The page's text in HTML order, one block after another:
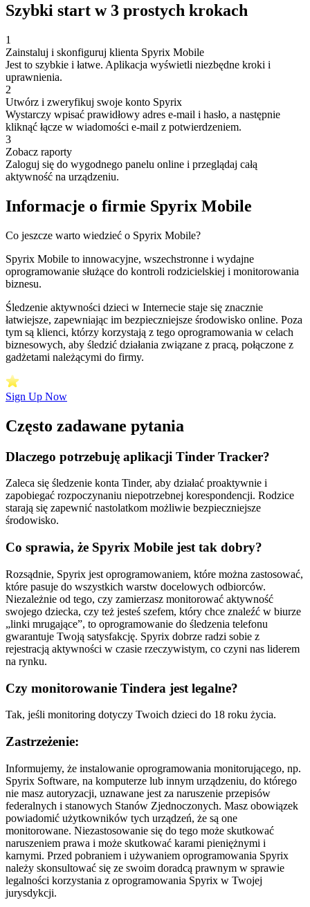
Szybki start w 3 prostych krokach
1
Zainstaluj i skonfiguruj klienta Spyrix Mobile
Jest to szybkie i łatwe. Aplikacja wyświetli niezbędne kroki i
uprawnienia.
2
Utwórz i zweryfikuj swoje konto Spyrix
Wystarczy wpisać prawidłowy adres e-mail i hasło, a następnie
kliknąć łącze w wiadomości e-mail z potwierdzeniem.
3
Zobacz raporty
Zaloguj się do wygodnego panelu online i przeglądaj całą
aktywność na urządzeniu.
Informacje o firmie Spyrix Mobile
Co jeszcze warto wiedzieć o Spyrix Mobile?
Spyrix Mobile to innowacyjne, wszechstronne i wydajne
oprogramowanie służące do kontroli rodzicielskiej i monitorowania
biznesu.
Śledzenie aktywności dzieci w Internecie staje się znacznie
łatwiejsze, zapewniając im bezpieczniejsze środowisko online. Poza
tym są klienci, którzy korzystają z tego oprogramowania w celach
biznesowych, aby śledzić działania związane z pracą, połączone z
gadżetami należącymi do firmy.
Sign Up Now
Często zadawane pytania
Dlaczego potrzebuję aplikacji Tinder Tracker?
Zaleca się śledzenie konta Tinder, aby działać proaktywnie i
zapobiegać rozpoczynaniu niepotrzebnej korespondencji. Rodzice
starają się zapewnić nastolatkom możliwie bezpieczniejsze
środowisko.
Co sprawia, że ​​Spyrix Mobile jest tak dobry?
Rozsądnie, Spyrix jest oprogramowaniem, które można zastosować,
które pasuje do wszystkich warstw docelowych odbiorców.
Niezależnie od tego, czy zamierzasz monitorować aktywność
swojego dziecka, czy też jesteś szefem, który chce znaleźć w biurze
„linki mrugające”, to oprogramowanie do śledzenia telefonu
gwarantuje Twoją satysfakcję. Spyrix dobrze radzi sobie z
rejestracją aktywności w czasie rzeczywistym, co czyni nas liderem
na rynku.
Czy monitorowanie Tindera jest legalne?
Tak, jeśli monitoring dotyczy Twoich dzieci do 18 roku życia.
Zastrzeżenie:
Informujemy, że instalowanie oprogramowania monitorującego, np.
Spyrix Software, na komputerze lub innym urządzeniu, do którego
nie masz autoryzacji, uznawane jest za naruszenie przepisów
federalnych i stanowych Stanów Zjednoczonych. Masz obowiązek
powiadomić użytkowników tych urządzeń, że są one
monitorowane. Niezastosowanie się do tego może skutkować
naruszeniem prawa i może skutkować karami pieniężnymi i
karnymi. Przed pobraniem i używaniem oprogramowania Spyrix
należy skonsultować się ze swoim doradcą prawnym w sprawie
legalności korzystania z oprogramowania Spyrix w Twojej
jurysdykcji.